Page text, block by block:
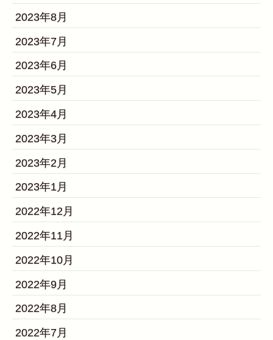
2023年8月
2023年7月
2023年6月
2023年5月
2023年4月
2023年3月
2023年2月
2023年1月
2022年12月
2022年11月
2022年10月
2022年9月
2022年8月
2022年7月